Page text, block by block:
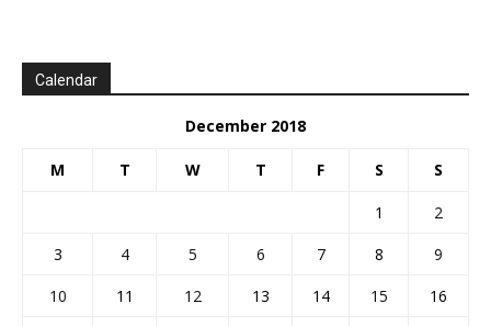
Calendar
December 2018
M T W T F S S
1
2
3
4 5 6 7 8
9
10
11 12 13 14 15
16